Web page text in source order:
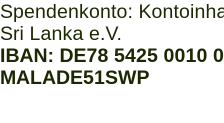
Spendenkonto:
Sri Lanka e.V.
IBAN: DE78 5425 0010
MALADE51SWP